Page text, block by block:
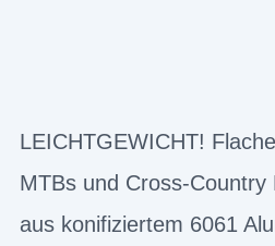
LEICHTGEWICHT!
MTBs und Cross-
aus konifiziertem 6061